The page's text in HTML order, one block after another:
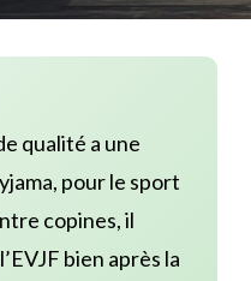
qualité a une
pour le sport
copines, il
bien après la